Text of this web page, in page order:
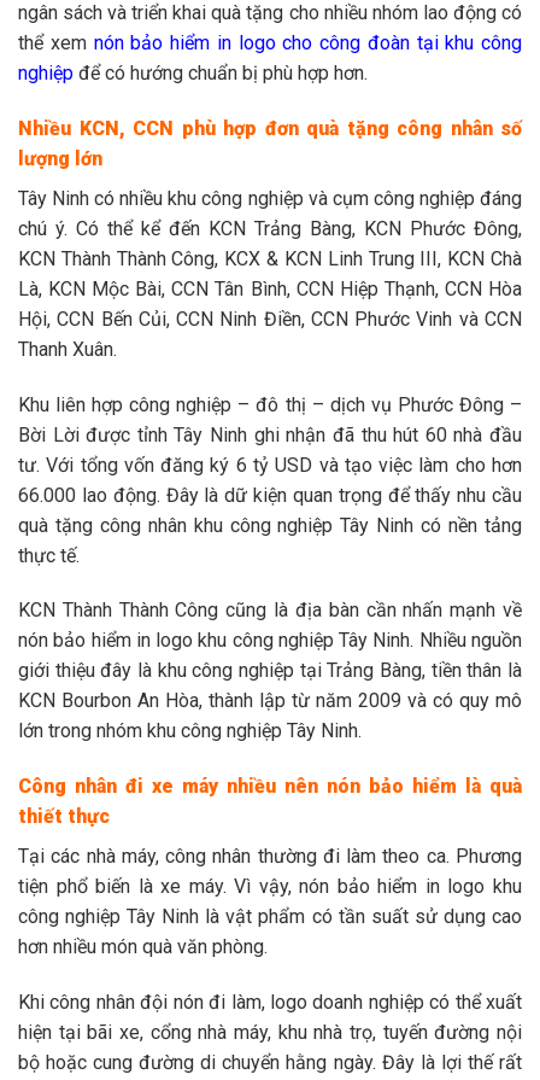
ngân sách và triển khai quà tặng cho nhiều nhóm lao động có
thể xem nón bảo hiểm in logo cho công đoàn tại khu công
nghiệp để có hướng chuẩn bị phù hợp hơn.
Nhiều KCN, CCN phù hợp đơn quà tặng công nhân số
lượng lớn
Tây Ninh có nhiều khu công nghiệp và cụm công nghiệp đáng
chú ý. Có thể kể đến KCN Trảng Bàng, KCN Phước Đông,
KCN Thành Thành Công, KCX & KCN Linh Trung III, KCN Chà
Là, KCN Mộc Bài, CCN Tân Bình, CCN Hiệp Thạnh, CCN Hòa
Hội, CCN Bến Củi, CCN Ninh Điền, CCN Phước Vinh và CCN
Thanh Xuân.
Khu liên hợp công nghiệp – đô thị – dịch vụ Phước Đông –
Bời Lời được tỉnh Tây Ninh ghi nhận đã thu hút 60 nhà đầu
tư. Với tổng vốn đăng ký 6 tỷ USD và tạo việc làm cho hơn
66.000 lao động. Đây là dữ kiện quan trọng để thấy nhu cầu
quà tặng công nhân khu công nghiệp Tây Ninh có nền tảng
thực tế.
KCN Thành Thành Công cũng là địa bàn cần nhấn mạnh về
nón bảo hiểm in logo khu công nghiệp Tây Ninh. Nhiều nguồn
giới thiệu đây là khu công nghiệp tại Trảng Bàng, tiền thân là
KCN Bourbon An Hòa, thành lập từ năm 2009 và có quy mô
lớn trong nhóm khu công nghiệp Tây Ninh.
Công nhân đi xe máy nhiều nên nón bảo hiểm là quà
thiết thực
Tại các nhà máy, công nhân thường đi làm theo ca. Phương
tiện phổ biến là xe máy. Vì vậy, nón bảo hiểm in logo khu
công nghiệp Tây Ninh là vật phẩm có tần suất sử dụng cao
hơn nhiều món quà văn phòng.
Khi công nhân đội nón đi làm, logo doanh nghiệp có thể xuất
hiện tại bãi xe, cổng nhà máy, khu nhà trọ, tuyến đường nội
bộ hoặc cung đường di chuyển hằng ngày. Đây là lợi thế rất